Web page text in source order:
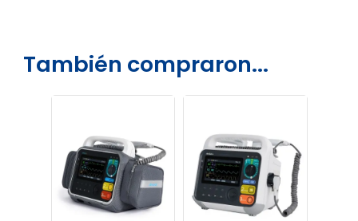
También compraron...